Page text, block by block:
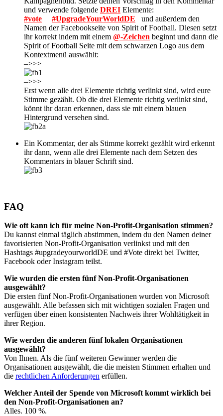
und verwende folgende DREI Elemente:
#vote
#UpgradeYourWorldDE und außerdem den
Namen der Facebookseite von Spirit of Football. Diesen setzt
ihr korrekt indem mit einem @-Zeichen beginnt und dann die
Spirit of Football Seite mit dem schwarzen Logo aus dem
Kontextmenü auswählt:
–>>>
–>>>
Erst wenn alle drei Elemente richtig verlinkt sind, wird eure
Stimme gezählt. Ob die drei Elemente richtig verlinkt sind,
könnt ihr daran erkennen, dass sie mit einem blauen
Hintergrund versehen sind.
Ein Kommentar, der als Stimme korrekt gezählt wird erkennt
ihr dann, wenn alle drei Elemente nach dem Setzen des
Kommentars in blauer Schrift sind.
FAQ
Wie oft kann ich für meine Non-Profit-Organisation stimmen?
Du kannst einmal täglich abstimmen, indem du den Namen deiner
favorisierten Non-Profit-Organisation verlinkst und mit den
Hashtags #upgradeyourworldDE und #Vote direkt bei Twitter,
Facebook oder Instagram teilst.
Wie wurden die ersten fünf Non-Profit-Organisationen
ausgewählt?
Die ersten fünf Non-Profit-Organisationen wurden von Microsoft
ausgewählt. Alle befassen sich mit wichtigen sozialen Fragen und
verfügen über einen konsistenten Nachweis ihrer Wohltätigkeit in
ihrer Region.
Wie werden die anderen fünf lokalen Organisationen
ausgewählt?
Von Ihnen. Als die fünf weiteren Gewinner werden die
Organisationen ausgewählt, die die meisten Stimmen erhalten und
die rechtlichen Anforderungen erfüllen.
Welcher Anteil der Spende von Microsoft kommt wirklich bei
den Non-Profit-Organisationen an?
Alles. 100 %.